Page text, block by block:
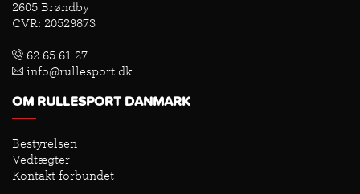
2605 Brøndby
CVR: 20529873
62 65 61 27
info@rullesport.dk
OM RULLESPORT DANMARK
Bestyrelsen
Vedtægter
Kontakt forbundet